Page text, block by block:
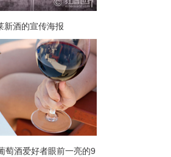
新酒的宣传海报
酒爱好者眼前一亮的9